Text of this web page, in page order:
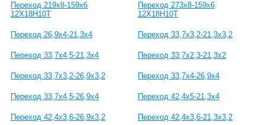
Переход 219х8-159х6
12Х18Н10Т
Переход 273х8-159х6
12Х18Н10Т
Переход 26,9x4-21,3x4 Переход 33,7x3,2-21,3x3,2
Переход 33,7x4,5-21,3x4 Переход 33,7x2,3-21,3x2
Переход 33,7x3,2-26,9x3,2 Переход 33,7x4-26,9x4
Переход 33,7x4,5-26,9x4 Переход 42,4x5-21,3x4
Переход 42,4x3,6-26,9x3,2 Переход 42,4x3,6-21,3x3,2